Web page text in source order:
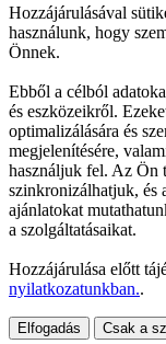
Hozzájárulásával
használunk, hogy
Önnek.
Ebből a célból
és eszközeikről.
optimalizálására és
megjelenítésére,
használjuk fel. Az Ön
szinkronizálhatjuk, és
ajánlatokat
a szolgáltatásaikat.
Hozzájárulása előtt
nyilatkozatunkban..
Elfogadás Csak a